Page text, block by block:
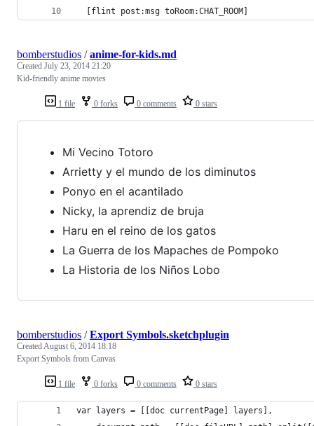
  [flint post:msg toRoom:CHAT_ROOM]
1 file 0 forks 0 comments 0 stars
bomberstudios /anime-for-kids.md
Created July 23, 2014 21:20
Kid-friendly anime movies
Mi Vecino Totoro
Arrietty y el mundo de los diminutos
Ponyo en el acantilado
Nicky, la aprendiz de bruja
Haru en el reino de los gatos
La Guerra de los Mapaches de Pompoko
La Historia de los Niños Lobo
1 file 0 forks 0 comments 0 stars
bomberstudios /Export Symbols.sketchplugin
CreatedAugust 6, 2014 18:18
Export Symbols from Canvas
var layers = [[doc currentPage] layers],